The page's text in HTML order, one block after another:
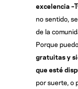
excelencia
no sentido,
de la
Porque
gratuitas y
que esté
por suerte, o